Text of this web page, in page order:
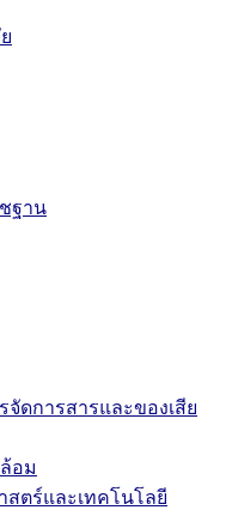
ฐาน
ดการสารและของเสีย
อม
สตร์และเทคโนโลยี